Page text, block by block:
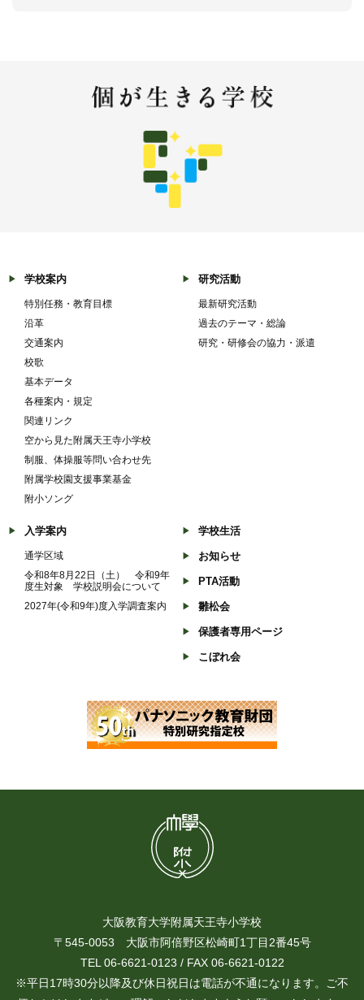
学校案内
特別任務・教育目標
沿革
交通案内
校歌
基本データ
各種案内・規定
関連リンク
空から見た附属天王寺小学校
制服、体操服等問い合わせ先
附属学校園支援事業基金
附小ソング
研究活動
最新研究活動
過去のテーマ・総論
研究・研修会の協力・派遣
入学案内
通学区域
令和8年8月22日（土） 令和9年
度生対象 学校説明会について
2027年(令和9年)度入学調査案内
学校生活
お知らせ
PTA活動
雛松会
保護者専用ページ
こぼれ会
大阪教育大学附属天王寺小学校
〒545-0053 大阪市阿倍野区松崎町1丁目2番45号
TEL 06-6621-0123 / FAX 06-6621-0122
※平日17時30分以降及び休日祝日は電話が不通になります。ご不